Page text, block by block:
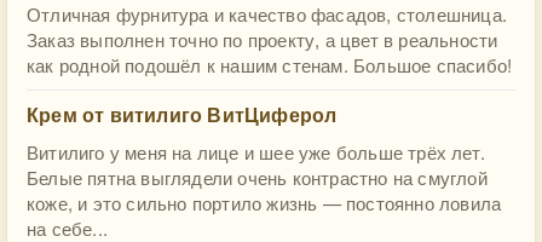
Отличная фурнитура и качество фасадов, столешница.
Заказ выполнен точно по проекту, а цвет в реальности
как родной подошёл к нашим стенам. Большое спасибо!
Крем от витилиго ВитЦиферол
Витилиго у меня на лице и шее уже больше трёх лет.
Белые пятна выглядели очень контрастно на смуглой
коже, и это сильно портило жизнь — постоянно ловила
на себе...